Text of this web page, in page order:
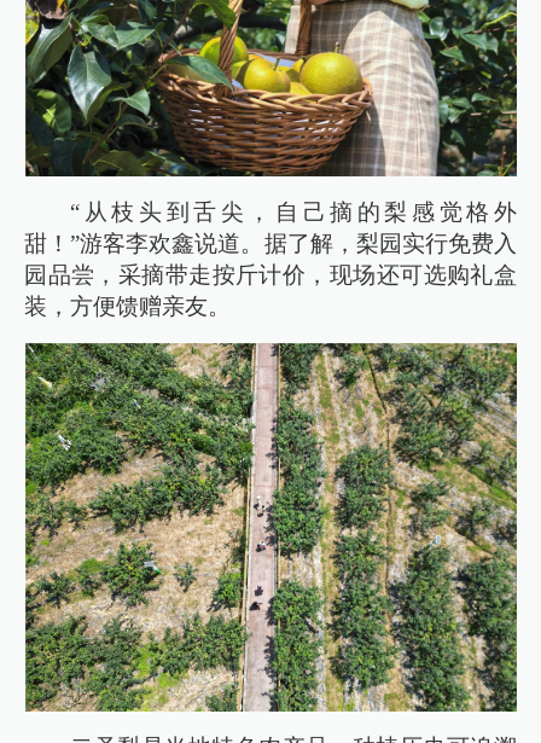
“从枝头到舌尖，自己摘的梨感觉格外
甜！”游客李欢鑫说道。据了解，梨园实行免费入
园品尝，采摘带走按斤计价，现场还可选购礼盒
装，方便馈赠亲友。